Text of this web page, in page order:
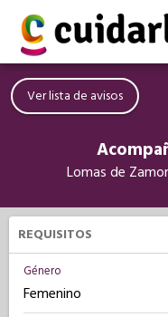
Ver lista de avisos
Lomas de
REQUISITOS
Género
Femenino